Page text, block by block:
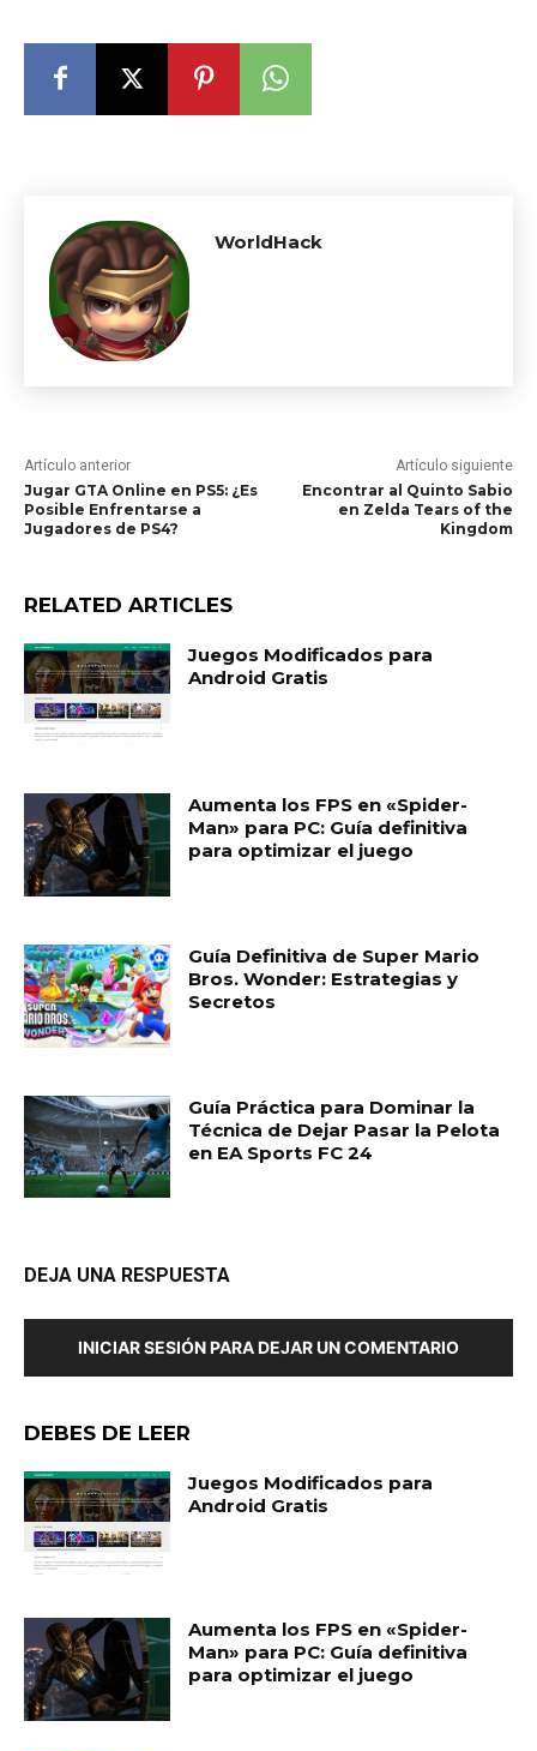
WorldHack
Artículo anterior
Jugar GTA Online en PS5: ¿Es
Posible Enfrentarse a
Jugadores de PS4?
Artículo siguiente
Encontrar al Quinto Sabio
en Zelda Tears of the
Kingdom
RELATED ARTICLES
Juegos Modificados para
Android Gratis
Aumenta los FPS en «Spider-
Man» para PC: Guía definitiva
para optimizar el juego
Guía Definitiva de Super Mario
Bros. Wonder: Estrategias y
Secretos
Guía Práctica para Dominar la
Técnica de Dejar Pasar la Pelota
en EA Sports FC 24
DEJA UNA RESPUESTA
INICIAR SESIÓN PARA DEJAR UN COMENTARIO
DEBES DE LEER
Juegos Modificados para
Android Gratis
Aumenta los FPS en «Spider-
Man» para PC: Guía definitiva
para optimizar el juego